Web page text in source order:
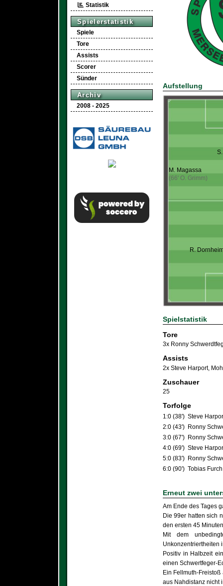
Statistik
Spielerstatistik
Spiele
Tore
Assists
Scorer
Sünder
Archiv
2008 - 2025
Aufstellung
M. Magassa
(66' O. Grimm)
R.
Spielstatistik
Tore
3x Ronny
Assists
2x Steve Harport,
Zuschauer
25
Torfolge
1:0 (38') Steve
2:0 (43') Ronny
3:0 (67') Ronny
4:0 (69') Steve
5:0 (83') Ronny
6:0 (90') Tobias
Erneut zwei
Am Ende des Tages
Die 99er hatten sich
den ersten 45
Mit dem
Unkonzentriertheiten
Positiv in Halbzeit
einen Schwertfeger-
Ein Fellmuth-
aus Nahdistanz nicht